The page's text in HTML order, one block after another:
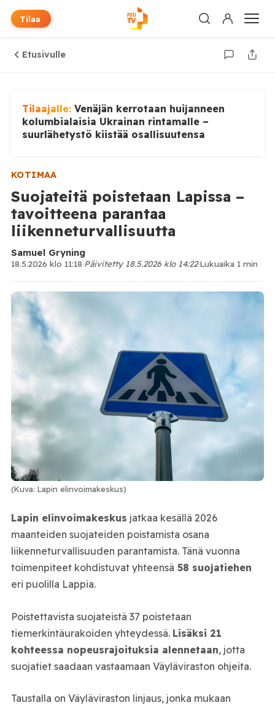
Tilaa
Etusivulle
Tilaajalle: Venäjän kerrotaan huijanneen
kolumbialaisia Ukrainan rintamalle –
suurlähetystö kiistää osallisuutensa
KOTIMAA
Suojateitä poistetaan Lapissa –
tavoitteena parantaa
liikenneturvallisuutta
Samuel Gryning
18.5.2026 klo 11:18·Päivitetty 18.5.2026 klo 14:22·Lukuaika 1 min
(Kuva: Lapin elinvoimakeskus)
Lapin elinvoimakeskus jatkaa kesällä 2026
maanteiden suojateiden poistamista osana
liikenneturvallisuuden parantamista. Tänä vuonna
toimenpiteet kohdistuvat yhteensä 58 suojatiehen
eri puolilla Lappia.
Poistettavista suojateistä 37 poistetaan
tiemerkintäurakoiden yhteydessä. Lisäksi 21
kohteessa nopeusrajoituksia alennetaan, jotta
suojatiet saadaan vastaamaan Väyläviraston ohjeita.
Taustalla on Väyläviraston linjaus, jonka mukaan